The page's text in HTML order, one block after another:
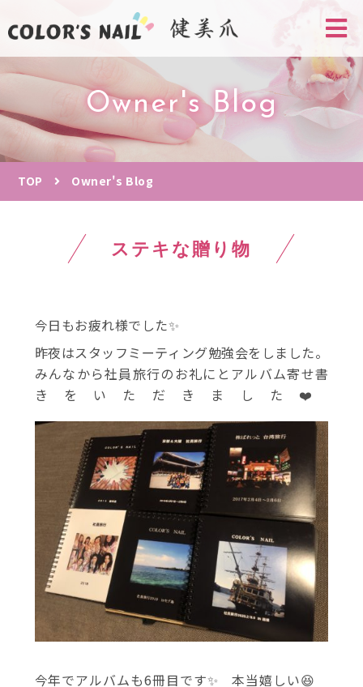
Owner's Blog
TOP Owner's Blog
ステキな贈り物
今日もお疲れ様でした✨
昨夜はスタッフミーティング勉強会をしました。
みんなから社員旅行のお礼にとアルバム寄せ書
きをいただきました❤️
今年でアルバムも6冊目です✨ 本当嬉しい😆